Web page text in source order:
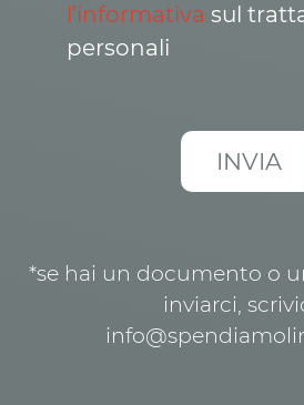
l’informativa sul
personali
*se hai un documento o
inviarci,